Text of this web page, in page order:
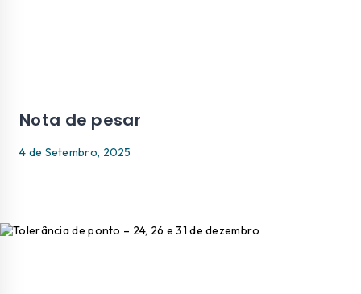
Nota de pesar
4 de Setembro, 2025